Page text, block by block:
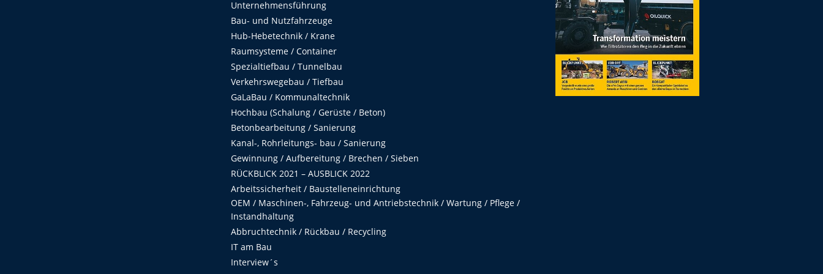
Unternehmensführung
Bau- und Nutzfahrzeuge
Hub-Hebetechnik / Krane
Raumsysteme / Container
Spezialtiefbau / Tunnelbau
Verkehrswegebau / Tiefbau
GaLaBau / Kommunaltechnik
Hochbau (Schalung / Gerüste / Beton)
Betonbearbeitung / Sanierung
Kanal-, Rohrleitungs- bau / Sanierung
Gewinnung / Aufbereitung / Brechen / Sieben
RÜCKBLICK 2021 – AUSBLICK 2022
Arbeitssicherheit / Baustelleneinrichtung
OEM / Maschinen-, Fahrzeug- und Antriebstechnik / Wartung / Pflege /
Instandhaltung
Abbruchtechnik / Rückbau / Recycling
IT am Bau
Interview´s